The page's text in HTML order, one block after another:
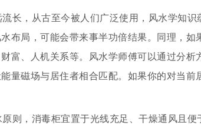
流长，从古至今被人们广泛使用，风水学知
布局，可能会带来事半功倍结果。同理，
富、人机关系等。风水学师傅可以通过分
量磁场与居住者相合匹配。如果你的对当
则，消毒柜宜置于光线充足、干燥通风且